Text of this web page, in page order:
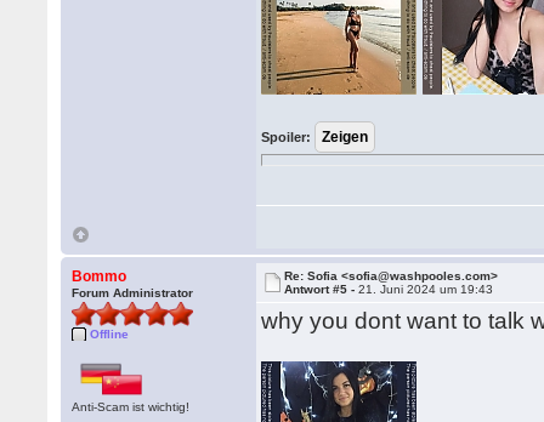
Spoiler:
Bommo
Forum Administrator
Offline
Anti-Scam ist wichtig!
Re: Sofia <sofia@washpooles.com>
Antwort #5 -21. Juni 2024 um 19:43
why you dont want to talk